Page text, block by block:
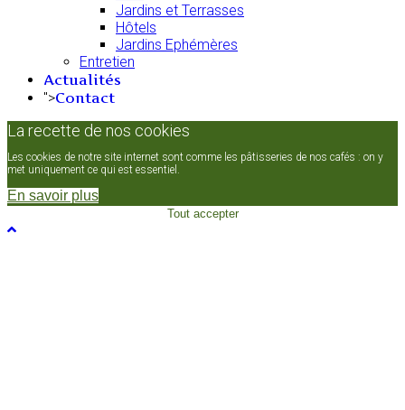
Jardins et Terrasses
Hôtels
Jardins Ephémères
Entretien
Actualités
">Contact
La recette de nos cookies
Les cookies de notre site internet sont comme les pâtisseries de nos cafés : on y
met uniquement ce qui est essentiel.
En savoir plus
Tout accepter